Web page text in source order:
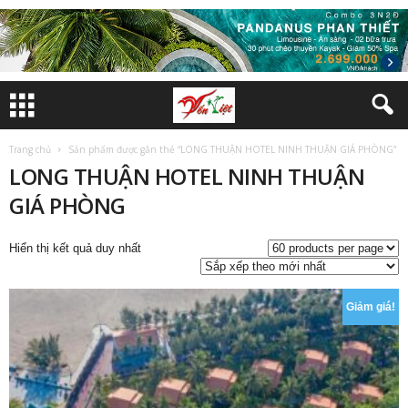
Trang chủ Sản phẩm được gắn thẻ “LONG THUẬN HOTEL NINH THUẬN GIÁ PHÒNG”
LONG THUẬN HOTEL NINH THUẬN
GIÁ PHÒNG
Hiển thị kết quả duy nhất
Giảm giá!